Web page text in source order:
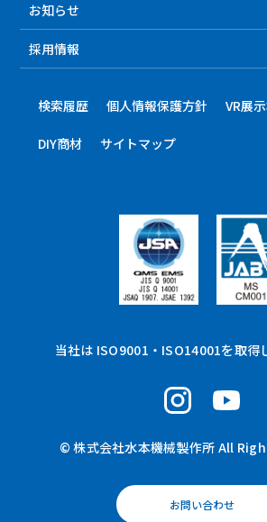
お問い合わせ
お知らせ
採用情報
検索履歴 個人情報保護方針 VR展
DIY商材 サイトマップ
当社は ISO9001・ISO14001を取得
© 株式会社水本機械製作所 All